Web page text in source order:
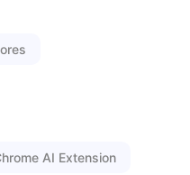
AI Extension